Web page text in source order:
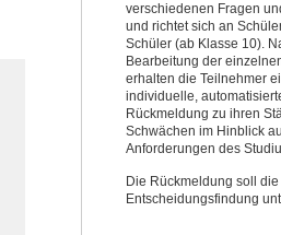
verschiedenen Fragen
und richtet sich an
Schüler (ab Klasse 10).
Bearbeitung der
erhalten die Teilnehmer
individuelle,
Rückmeldung zu ihren
Schwächen im Hinblick
Anforderungen des
Die Rückmeldung soll
Entscheidungsfindung